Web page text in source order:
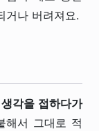
거나 버려져요.
각을 접하다가
해서 그대로 적